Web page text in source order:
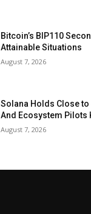
Bitcoin’s BIP110
Attainable Situations
August 7, 2026
Solana Holds Close to
And Ecosystem Pilots
August 7, 2026